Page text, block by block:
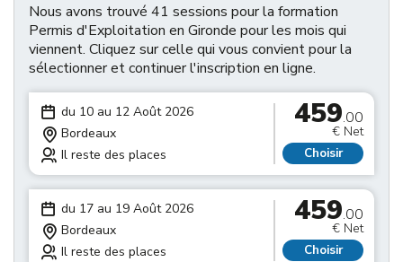
Nous avons trouvé 41 sessions pour la formation
Permis d'Exploitation en Gironde pour les mois qui
viennent. Cliquez sur celle qui vous convient pour la
sélectionner et continuer l'inscription en ligne.
du 10 au 12 Août 2026
Bordeaux
Il reste des places
459.00
€ Net
Choisir
du 17 au 19 Août 2026
Bordeaux
Il reste des places
459.00
€ Net
Choisir